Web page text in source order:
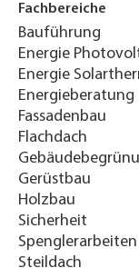
Fachbereiche
Bauführung
Energie
Energie
Energieberatung
Fassadenbau
Flachdach
Gerüstbau
Holzbau
Sicherheit
Spenglerarbeiten
Steildach